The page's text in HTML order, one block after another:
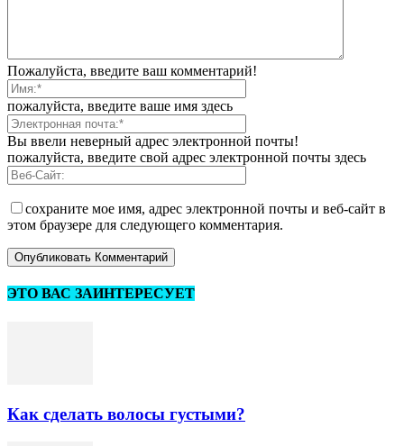
Пожалуйста, введите ваш комментарий!
пожалуйста, введите ваше имя здесь
Вы ввели неверный адрес электронной почты!
пожалуйста, введите свой адрес электронной почты здесь
сохраните мое имя, адрес электронной почты и веб-сайт в
этом браузере для следующего комментария.
ЭТО ВАС ЗАИНТЕРЕСУЕТ
Как сделать волосы густыми?